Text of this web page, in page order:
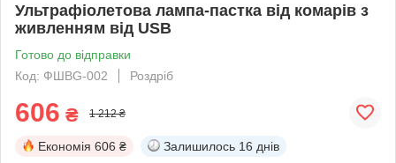
Ультрафіолетова лампа-пастка від комарів з
живленням від USB
Готово до відправки
Код: ФШBG-002
Роздріб
606 ₴ 1 212 ₴
Економія 606 ₴ Залишилось 16 днів